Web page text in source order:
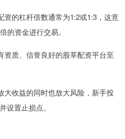
资的杠杆倍数通常为1:2或1:3，这意
的资金进行交易。
资质、信誉良好的股莘配资平台至
大收益的同时也放大风险，新手投
设置止损点。